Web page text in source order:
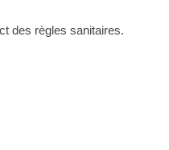
des règles sanitaires.